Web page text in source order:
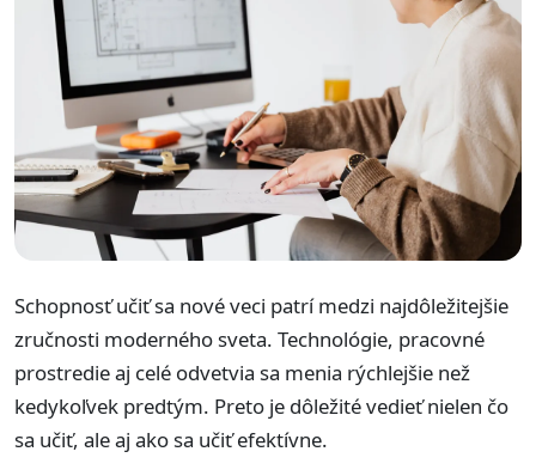
Schopnosť učiť sa nové veci patrí medzi najdôležitejšie
zručnosti moderného sveta. Technológie, pracovné
prostredie aj celé odvetvia sa menia rýchlejšie než
kedykoľvek predtým. Preto je dôležité vedieť nielen čo
sa učiť, ale aj ako sa učiť efektívne.